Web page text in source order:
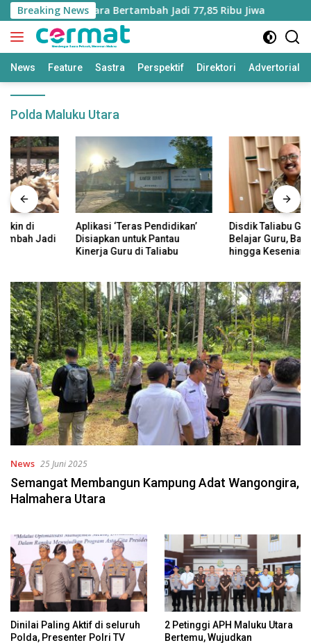
Langsung
ke
konten
Breaking News
di Maluku Utara Bertambah Jadi 77,85 Ribu Jiwa
News Feature Sastra Perspektif Direktori Advertorial
Polda Maluku Utara
Aplikasi ‘Teras Pendidikan’
Disiapkan untuk Pantau
Kinerja Guru di Taliabu
Disdik Taliabu Gagas Hari
Belajar Guru, Bahasa Daerah
hingga Kesenian Masuk
News 25 Juni 2025
Semangat Membangun Kampung Adat Wangongira,
Halmahera Utara
Dinilai Paling Aktif di seluruh
Polda, Presenter Polri TV
2 Petinggi APH Maluku Utara
Bertemu, Wujudkan